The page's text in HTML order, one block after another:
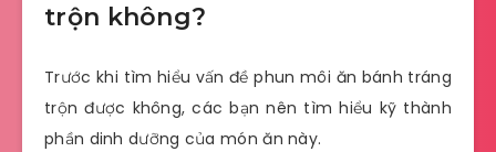
trộn không?
Trước khi tìm hiểu vấn đề phun môi ăn bánh tráng
trộn được không, các bạn nên tìm hiểu kỹ thành
phần dinh dưỡng của món ăn này.